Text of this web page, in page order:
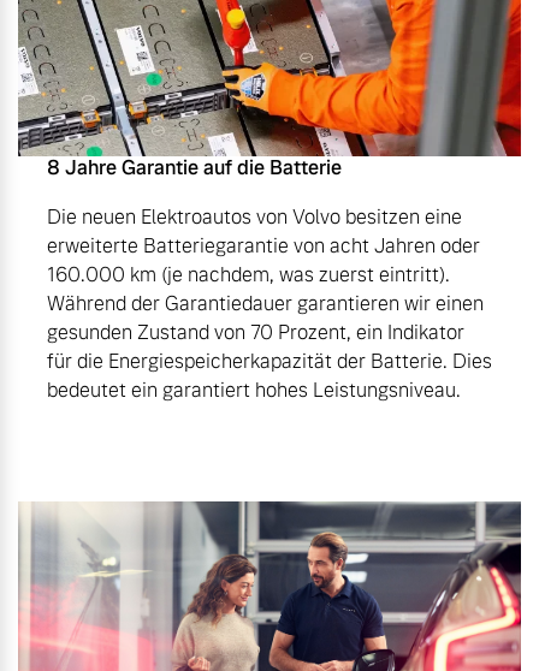
8 Jahre Garantie auf die Batterie
Die neuen Elektroautos von Volvo besitzen eine
erweiterte Batteriegarantie von acht Jahren oder
160.000 km (je nachdem, was zuerst eintritt).
Während der Garantiedauer garantieren wir einen
gesunden Zustand von 70 Prozent, ein Indikator
für die Energiespeicherkapazität der Batterie. Dies
bedeutet ein garantiert hohes Leistungsniveau.